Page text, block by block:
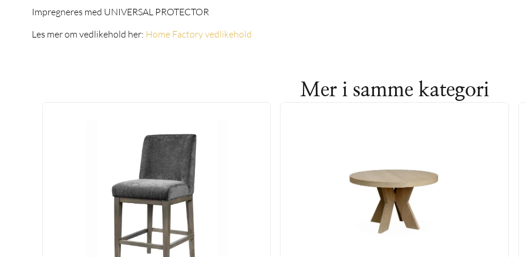
Impregneres med UNIVERSAL PROTECTOR
Les mer om vedlikehold her: Home Factory vedlikehold
Mer i samme kategori